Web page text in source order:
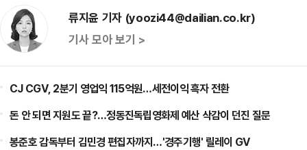
류지윤 기자 (yoozi44@dailian.co.kr)
기사 모아 보기 >
CJ CGV, 2분기 영업익 115억원…세전이익 흑자 전환
돈 안 되면 지원도 끝?…정동진독립영화제 예산 삭감이 던진 질문
봉준호 감독부터 김민경 편집자까지…'경주기행' 릴레이 GV